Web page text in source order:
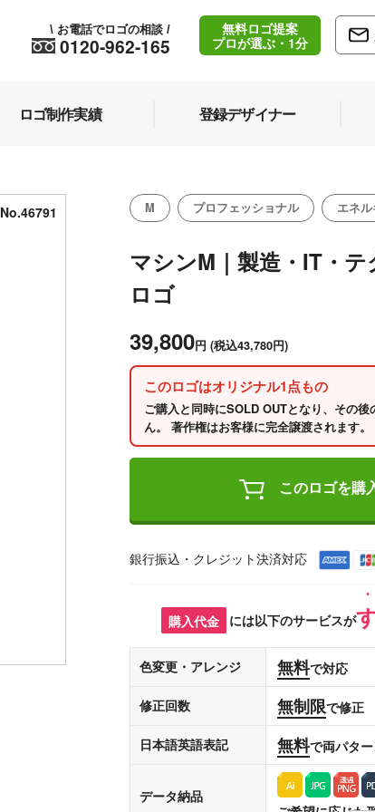
0120-962-165
\ お電話でロゴの相談 /
無料ロゴ提案
プロが選ぶ・1分
ロゴ制作実績 登録デザイナー
No.46791 M プロフェッショナル エネ
マシンM｜製造・IT・
ロゴ
39,800円 (税込43,780円)
このロゴはオリジナル1点もの
ご購入と同時にSOLD OUTとなり、その後
ん。 著作権はお客様に完全譲渡されます。
このロゴを購
銀行振込・クレジット決済対応
購入代金 には以下のサービスが
色変更・アレンジ 無料で対応
修正回数 無制限で修正
日本語英語表記 無料で両パタ
データ納品